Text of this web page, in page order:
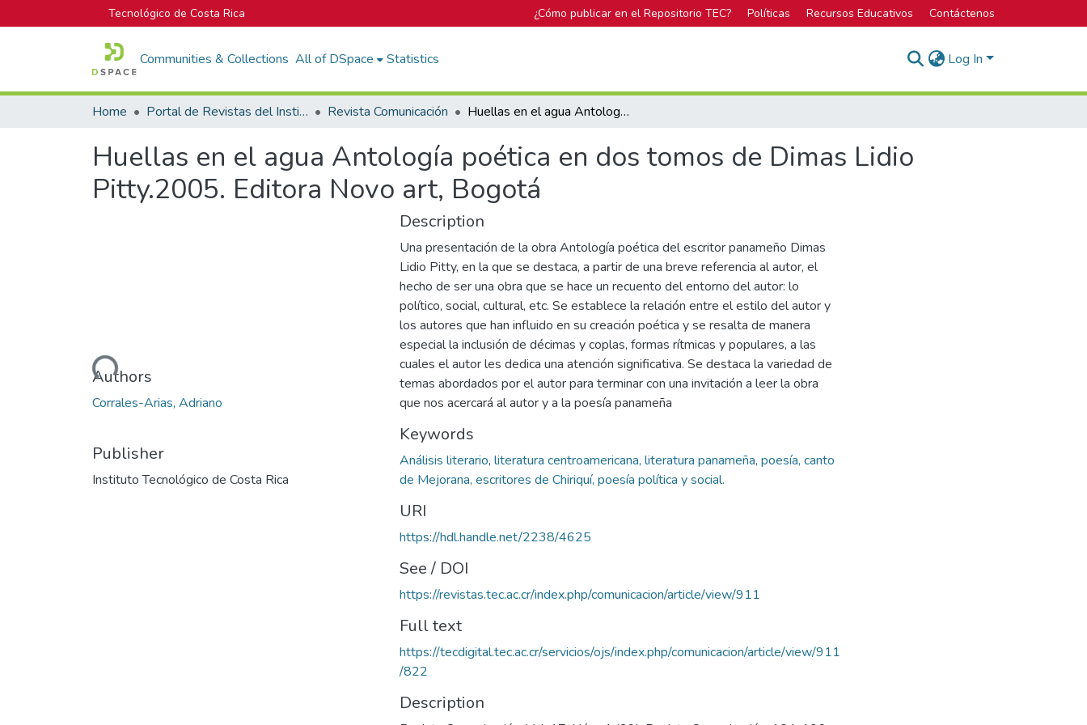
Tecnológico de Costa Rica ¿Cómo publicar en el Repositorio TEC? Políticas Recursos Educativos Contáctenos
Communities & Collections All of DSpace Statistics Log In
Home Portal de Revistas del Instituto Tecnológico de Costa Rica Revista Comunicación Huellas en el agua Antología poética en dos tomos de Dimas Lidio Pitty.2005. Editora Novo art, Bogotá
Huellas en el agua Antología poética en dos tomos de Dimas Lidio
Pitty.2005. Editora Novo art, Bogotá
Loading...
Authors
Corrales-Arias, Adriano
Publisher
Instituto Tecnológico de Costa Rica
Description
Una presentación de la obra Antología poética del escritor panameño Dimas
Lidio Pitty, en la que se destaca, a partir de una breve referencia al autor, el
hecho de ser una obra que se hace un recuento del entorno del autor: lo
político, social, cultural, etc. Se establece la relación entre el estilo del autor y
los autores que han influido en su creación poética y se resalta de manera
especial la inclusión de décimas y coplas, formas rítmicas y populares, a las
cuales el autor les dedica una atención significativa. Se destaca la variedad de
temas abordados por el autor para terminar con una invitación a leer la obra
que nos acercará al autor y a la poesía panameña
Keywords
Análisis literario, literatura centroamericana, literatura panameña, poesía, canto
de Mejorana, escritores de Chiriquí, poesía política y social.
URI
https://hdl.handle.net/2238/4625
See / DOI
https://revistas.tec.ac.cr/index.php/comunicacion/article/view/911
Full text
https://tecdigital.tec.ac.cr/servicios/ojs/index.php/comunicacion/article/view/911
/822
Description